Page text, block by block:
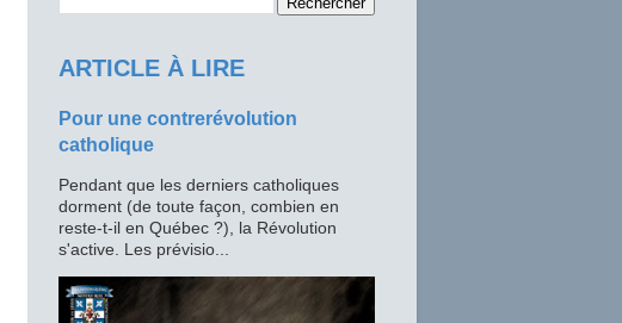
ARTICLE À LIRE
Pour une contrerévolution
catholique
Pendant que les derniers catholiques
dorment (de toute façon, combien en
reste-t-il en Québec ?), la Révolution
s'active. Les prévisio...